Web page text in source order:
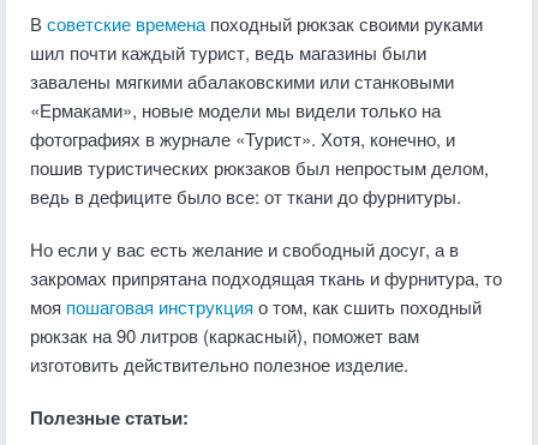
Всоветские времена походный рюкзак своими руками
шил почти каждый турист, ведь магазины были
завалены мягкими абалаковскими или станковыми
«Ермаками», новые модели мы видели только на
фотографиях в журнале «Турист». Хотя, конечно, и
пошив туристических рюкзаков был непростым делом,
ведь в дефиците было все: от ткани до фурнитуры.
Но если у вас есть желание и свободный досуг, а в
закромах припрятана подходящая ткань и фурнитура, то
моя пошаговая инструкция о том, как сшить походный
рюкзак на 90 литров (каркасный), поможет вам
изготовить действительно полезное изделие.
Полезные статьи: